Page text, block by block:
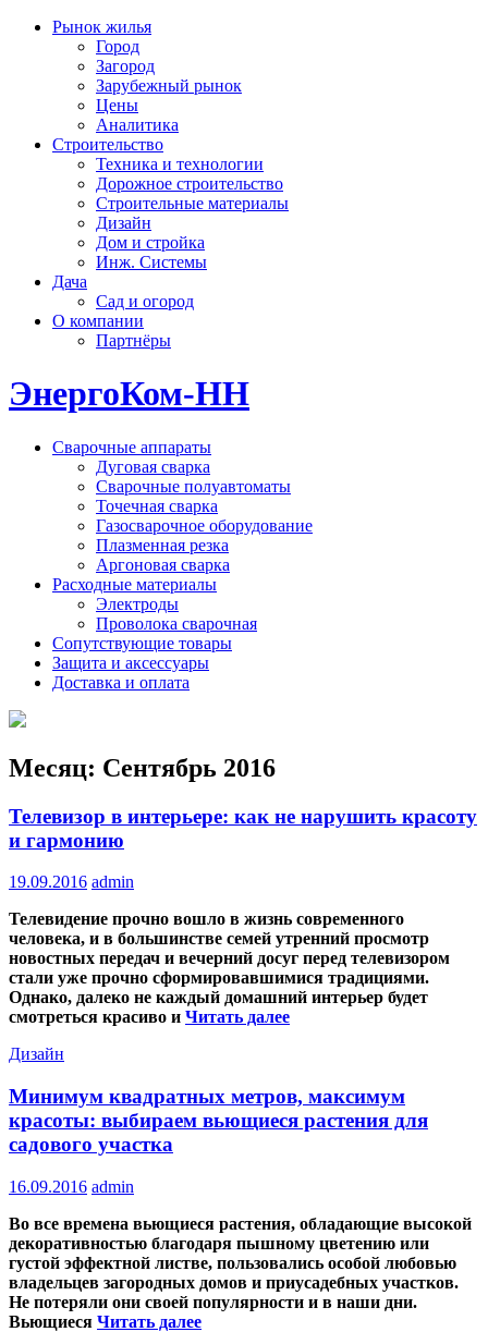
Рынок жилья
Город
Загород
Зарубежный рынок
Цены
Аналитика
Строительство
Техника и технологии
Дорожное строительство
Строительные материалы
Дизайн
Дом и стройка
Инж. Системы
Дача
Сад и огород
О компании
Партнёры
ЭнергоКом-НН
Сварочные аппараты
Дуговая сварка
Сварочные полуавтоматы
Точечная сварка
Газосварочное оборудование
Плазменная резка
Аргоновая сварка
Расходные материалы
Электроды
Проволока сварочная
Сопутствующие товары
Защита и аксессуары
Доставка и оплата
Месяц: Сентябрь 2016
Телевизор в интерьере: как не нарушить красоту
и гармонию
19.09.2016 admin
Телевидение прочно вошло в жизнь современного
человека, и в большинстве семей утренний просмотр
новостных передач и вечерний досуг перед телевизором
стали уже прочно сформировавшимися традициями.
Однако, далеко не каждый домашний интерьер будет
смотреться красиво и Читать далее
Дизайн
Минимум квадратных метров, максимум
красоты: выбираем вьющиеся растения для
садового участка
16.09.2016 admin
Во все времена вьющиеся растения, обладающие высокой
декоративностью благодаря пышному цветению или
густой эффектной листве, пользовались особой любовью
владельцев загородных домов и приусадебных участков.
Не потеряли они своей популярности и в наши дни.
Вьющиеся Читать далее